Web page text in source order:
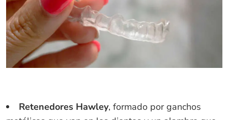
Retenedores Hawley, formado por ganchos